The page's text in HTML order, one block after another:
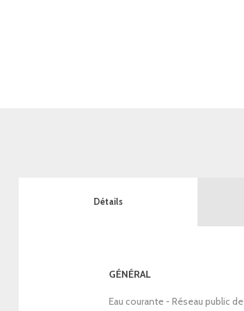
Détails
GÉNÉRAL
Eau courante - Réseau public de